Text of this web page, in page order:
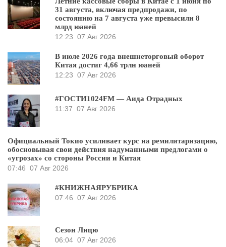
31 августа, включая предпродажи, по
состоянию на 7 августа уже превысили 8
млрд юаней
12:23 07 Авг 2026
В июле 2026 года внешнеторговый оборот
Китая достиг 4,66 трлн юаней
12:23 07 Авг 2026
#ГОСТИ1024FM — Аида Отрадных
11:37 07 Авг 2026
Официальный Токио усиливает курс на ремилитаризацию,
обосновывая свои действия надуманными предлогами о
«угрозах» со стороны России и Китая
07:46 07 Авг 2026
#КНИЖНАЯРУБРИКА
07:46 07 Авг 2026
Сезон Лицю
06:04 07 Авг 2026